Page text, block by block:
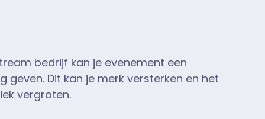
bedrijf kan je evenement een
geven. Dit kan je merk versterken en het
vergroten.